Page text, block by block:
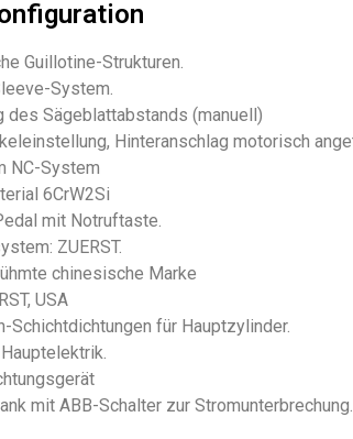
Guillotine-Strukturen.
System.
des Sägeblattabstands (manuell)
Hinteranschlag motorisch
NC-System
6CrW2Si
mit Notruftaste.
ZUERST.
chinesische Marke
USA
Schichtdichtungen für Hauptzylinder.
mit ABB-Schalter zur Stromunterbrechung.